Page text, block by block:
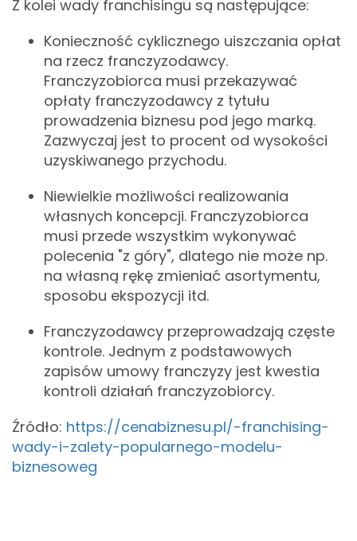
Z kolei wady franchisingu są następujące:
Konieczność cyklicznego uiszczania opłat
na rzecz franczyzodawcy.
Franczyzobiorca musi przekazywać
opłaty franczyzodawcy z tytułu
prowadzenia biznesu pod jego marką.
Zazwyczaj jest to procent od wysokości
uzyskiwanego przychodu.
Niewielkie możliwości realizowania
własnych koncepcji. Franczyzobiorca
musi przede wszystkim wykonywać
polecenia "z góry", dlatego nie może np.
na własną rękę zmieniać asortymentu,
sposobu ekspozycji itd.
Franczyzodawcy przeprowadzają częste
kontrole. Jednym z podstawowych
zapisów umowy franczyzy jest kwestia
kontroli działań franczyzobiorcy.
Źródło: https://cenabiznesu.pl/-franchising-
wady-i-zalety-popularnego-modelu-
biznesoweg